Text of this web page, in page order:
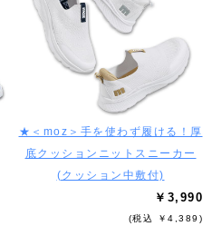
★＜moz＞手を使わず履ける！厚
底クッションニットスニーカー
(クッション中敷付)
￥3,990
(税込 ￥4,389)